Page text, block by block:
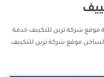
موقع شركة ترين للتكييف خدمة
موقع شركة ترين للتكييف.